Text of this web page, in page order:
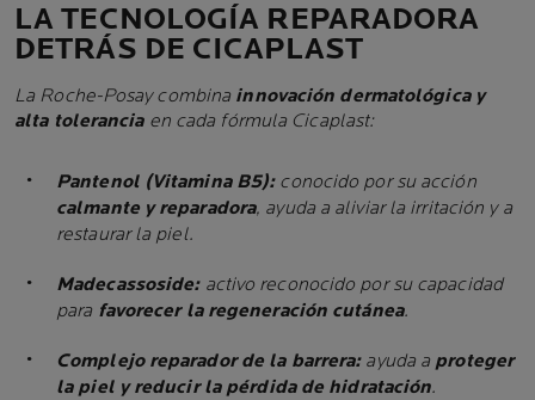
LA TECNOLOGÍA REPARADORA
DETRÁS DE CICAPLAST
La Roche-Posay combina innovación dermatológica y
alta toleranciaen cada fórmula Cicaplast:
Pantenol (Vitamina B5):conocido por su acción
calmante y reparadora, ayuda a aliviar la irritación y a
restaurar la piel.
Madecassoside:activo reconocido por su capacidad
para favorecer la regeneración cutánea.
Complejo reparador de la barrera:ayuda a proteger
la piel y reducir la pérdida de hidratación.